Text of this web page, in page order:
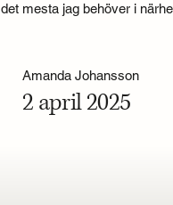
det mesta jag behöver i
Amanda Johansson
2 april 2025